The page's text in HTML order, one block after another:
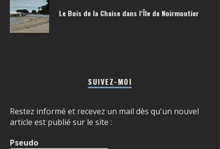
Le Bois de la Chaise dans l’Île de Noirmoutier
SUIVEZ-MOI
Restez informé et recevez un mail dès qu'un nouvel
article est publié sur le site :
Pseudo